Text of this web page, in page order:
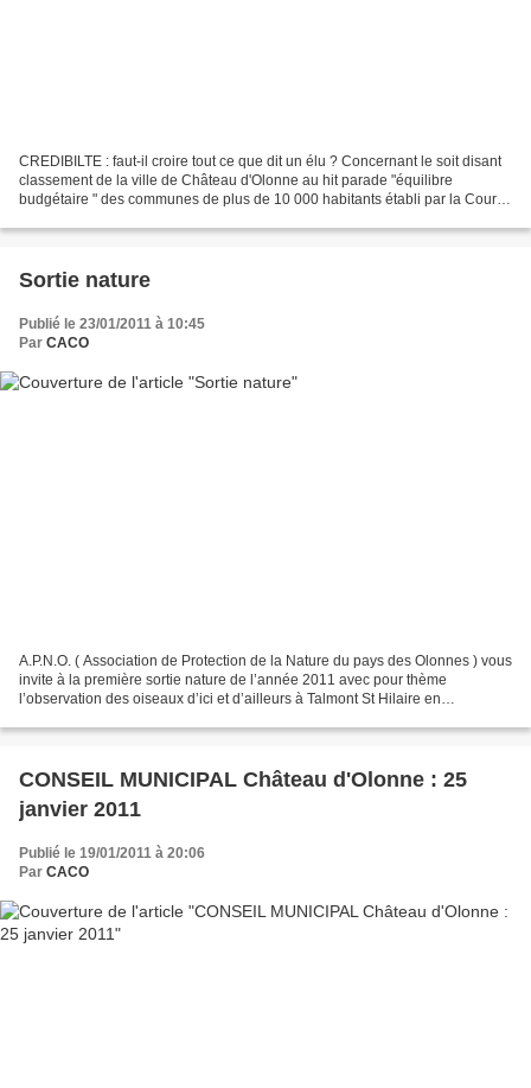
CREDIBILTE : faut-il croire tout ce que dit un élu ? Concernant le soit disant
classement de la ville de Château d'Olonne au hit parade "équilibre
budgétaire " des communes de plus de 10 000 habitants établi par la Cour
Sortie nature
Publié le 23/01/2011 à 10:45
Par CACO
A.P.N.O. ( Association de Protection de la Nature du pays des Olonnes ) vous
invite à la première sortie nature de l’année 2011 avec pour thème
l’observation des oiseaux d’ici et d’ailleurs à Talmont St Hilaire en
CONSEIL MUNICIPAL Château d'Olonne : 25
janvier 2011
Publié le 19/01/2011 à 20:06
Par CACO